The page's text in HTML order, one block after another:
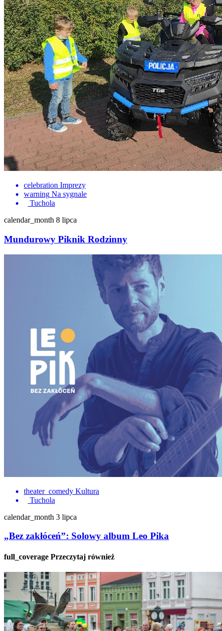
celebration Imprezy
warning Na sygnale
Tuchola
calendar_month 8 lipca
Mundurowy Piknik Rodzinny
theater_comedy Kultura
Tuchola
calendar_month 3 lipca
„Bez zakłóceń”: Solowy album Leo Pika
full_coverage Przeczytaj również